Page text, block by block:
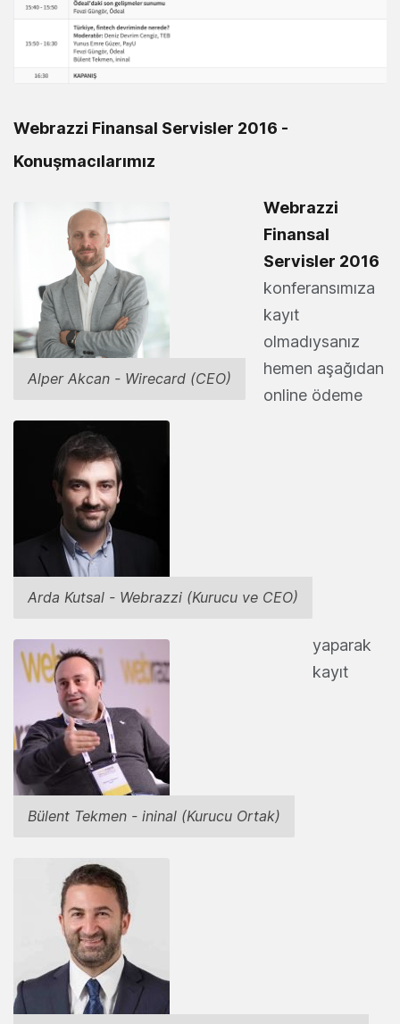
Webrazzi Finansal Servisler 2016 -
Konuşmacılarımız
Alper Akcan - Wirecard (CEO)
Arda Kutsal - Webrazzi (Kurucu ve CEO)
Bülent Tekmen - ininal (Kurucu Ortak)
Webrazzi
Finansal
Servisler 2016
konferansımıza
kayıt
olmadıysanız
hemen aşağıdan
online ödeme
yaparak
kayıt